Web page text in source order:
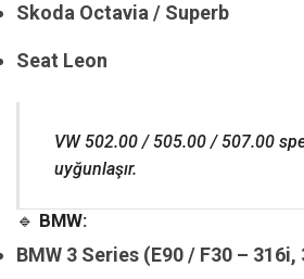
Skoda Octavia / Superb
Seat Leon
VW 502.00 / 505.00 / 507.00
uyğunlaşır.
🔹 BMW:
BMW 3 Series (E90 / F30 –